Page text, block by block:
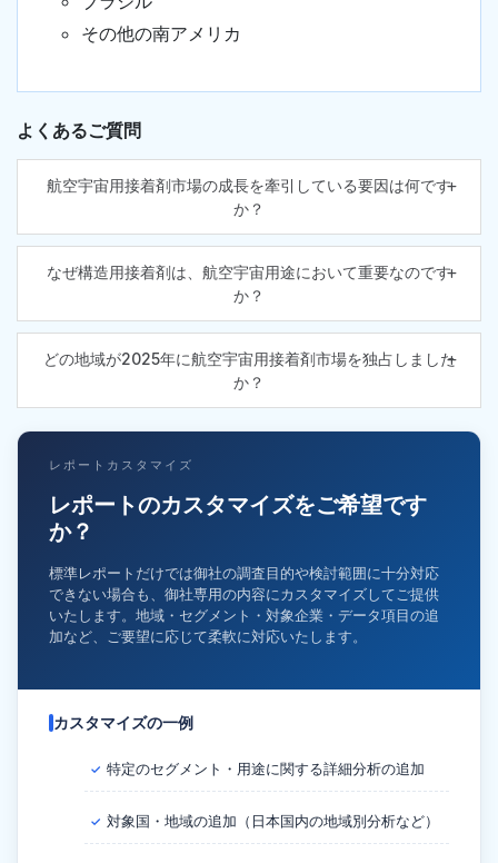
その他の南アメリカ
よくあるご質問
航空宇宙用接着剤市場の成長を牽引している要因は何です
か？
なぜ構造用接着剤は、航空宇宙用途において重要なのです
か？
どの地域が2025年に航空宇宙用接着剤市場を独占しました
か？
レポートカスタマイズ
レポートのカスタマイズをご希望です
か？
標準レポートだけでは御社の調査目的や検討範囲に十分対応
できない場合も、御社専用の内容にカスタマイズしてご提供
いたします。地域・セグメント・対象企業・データ項目の追
加など、ご要望に応じて柔軟に対応いたします。
カスタマイズの一例
✓ 特定のセグメント・用途に関する詳細分析の追加
✓ 対象国・地域の追加（日本国内の地域別分析など）